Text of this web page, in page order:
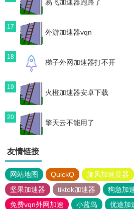
易飞加速器跑路了
17
外游加速器vqn
18
梯子外网加速器打不开
19
火橙加速器安卓下载
20
擎天云不能用了
友情链接
网站地图 QuickQ 旋风加速度器
坚果加速器
tiktok加速器
狗急加
免费vqn外网加速
小蓝鸟 优途加